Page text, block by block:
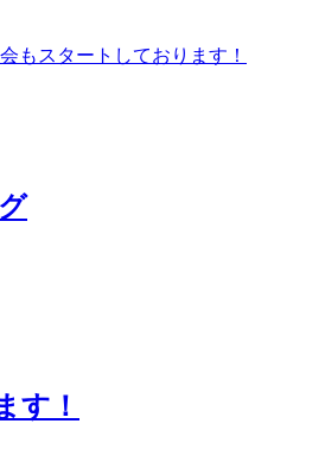
もスタートしております！
す！